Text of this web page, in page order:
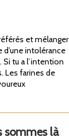
et mélanger
intolérance
tu a l’intention
Les farines de
sommes là